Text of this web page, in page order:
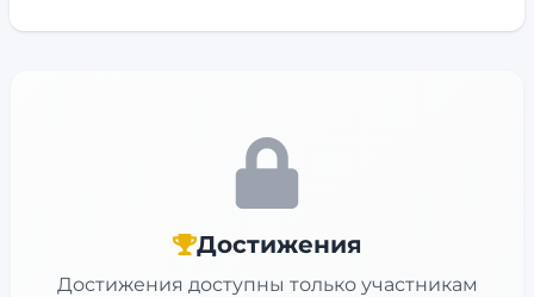
Достижения
Достижения доступны только участникам